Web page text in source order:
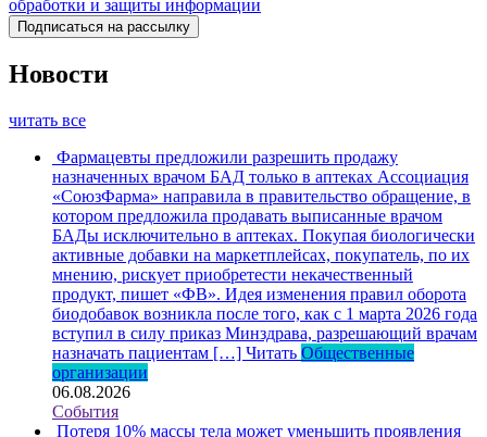
обработки и защиты информации
Новости
читать все
Фармацевты предложили разрешить продажу
назначенных врачом БАД только в аптеках Ассоциация
«СоюзФарма» направила в правительство обращение, в
котором предложила продавать выписанные врачом
БАДы исключительно в аптеках. Покупая биологически
активные добавки на маркетплейсах, покупатель, по их
мнению, рискует приобретести некачественный
продукт, пишет «ФВ». Идея изменения правил оборота
биодобавок возникла после того, как с 1 марта 2026 года
вступил в силу приказ Минздрава, разрешающий врачам
назначать пациентам […] Читать Общественные
организации
06.08.2026
События
Потеря 10% массы тела может уменьшить проявления